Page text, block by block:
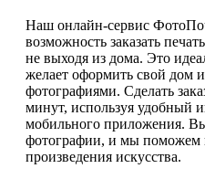
Наш онлайн-сервис
возможность заказать
не выходя из дома. Это
желает оформить свой дом
фотографиями. Сделать
минут, используя удобный
мобильного приложения.
фотографии, и мы поможем
произведения искусства.